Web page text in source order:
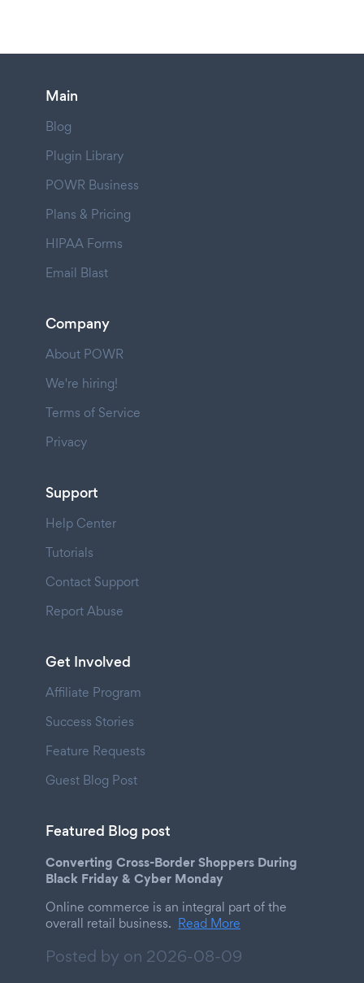
Main
Blog
Plugin Library
POWR Business
Plans & Pricing
HIPAA Forms
Email Blast
Company
About POWR
We're hiring!
Terms of Service
Privacy
Support
Help Center
Tutorials
Contact Support
Report Abuse
Get Involved
Affiliate Program
Success Stories
Feature Requests
Guest Blog Post
Featured Blog post
Converting Cross-Border Shoppers During
Black Friday & Cyber Monday
Online commerce is an integral part of the
overall retail business. Read More
Posted by on 2026-08-09